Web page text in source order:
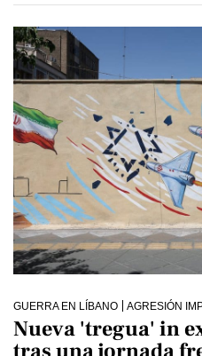
GUERRA EN LÍBANO AGRESIÓN
Nueva 'tregua' in